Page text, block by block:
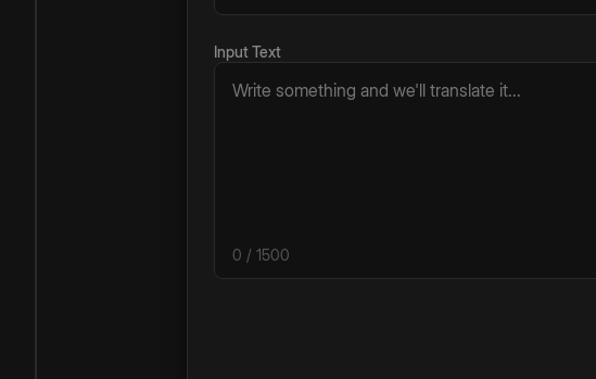
Input Text
0 / 1500